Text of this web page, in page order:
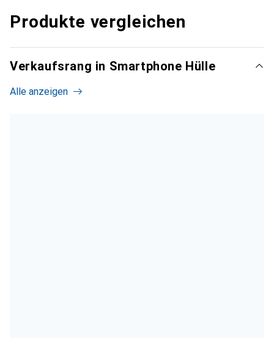
Produkte vergleichen
Verkaufsrang in Smartphone Hülle
Alle anzeigen